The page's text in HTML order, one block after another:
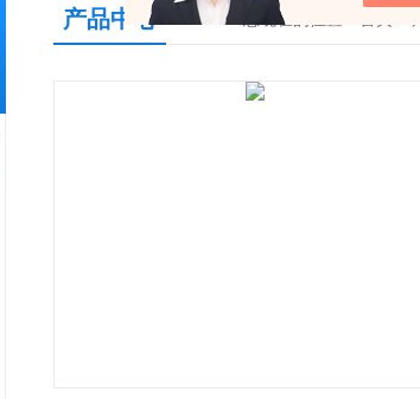
产品中心 您现在的位置：